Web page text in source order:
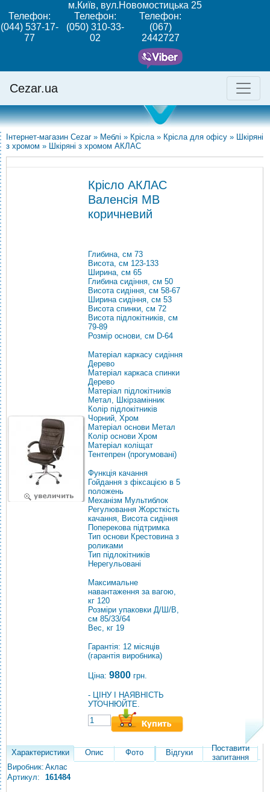
м.Київ, вул.Новомостицька 25
Телефон:
(044) 537-17-
77
Телефон:
(050) 310-33-
02
Телефон:
(067)
2442727
Cezar.ua
Інтернет-магазин Cezar » Меблі » Крісла» Крісла для офісу » Шкіряні
з хромом » Шкіряні з хромом АКЛАС
Крісло АКЛАС
Валенсія MB
коричневий
Глибина, см 73
Висота, см 123-133
Ширина, см 65
Глибина сидіння, см 50
Висота сидіння, см 58-67
Ширина сидіння, см 53
Висота спинки, см 72
Висота підлокітників, см
79-89
Розмір основи, см D-64
Матеріал каркасу сидіння
Дерево
Матеріал каркаса спинки
Дерево
Матеріал підлокітників
Метал, Шкірзамінник
Колір підлокітників
Чорний, Хром
Матеріал основи Метал
Колір основи Хром
Матеріал коліщат
Тентепрен (прогумовані)
Функція качання
Гойдання з фіксацією в 5
положень
Механізм Мультиблок
Регулювання Жорсткість
качання, Висота сидіння
Поперекова підтримка
Тип основи Крестовина з
роликами
Тип підлокітників
Нерегульовані
Максимальне
навантаження за вагою,
кг 120
Розміри упаковки Д/Ш/В,
см 85/33/64
Вес, кг 19
Гарантія: 12 місяців
(гарантія виробника)
Ціна: 9800 грн.
- ЦІНУ І НАЯВНІСТЬ
УТОЧНЮЙТЕ.
Характеристики Опис Фото Відгуки
Поставити
запитання
Виробник: Аклас
Артикул:
161484